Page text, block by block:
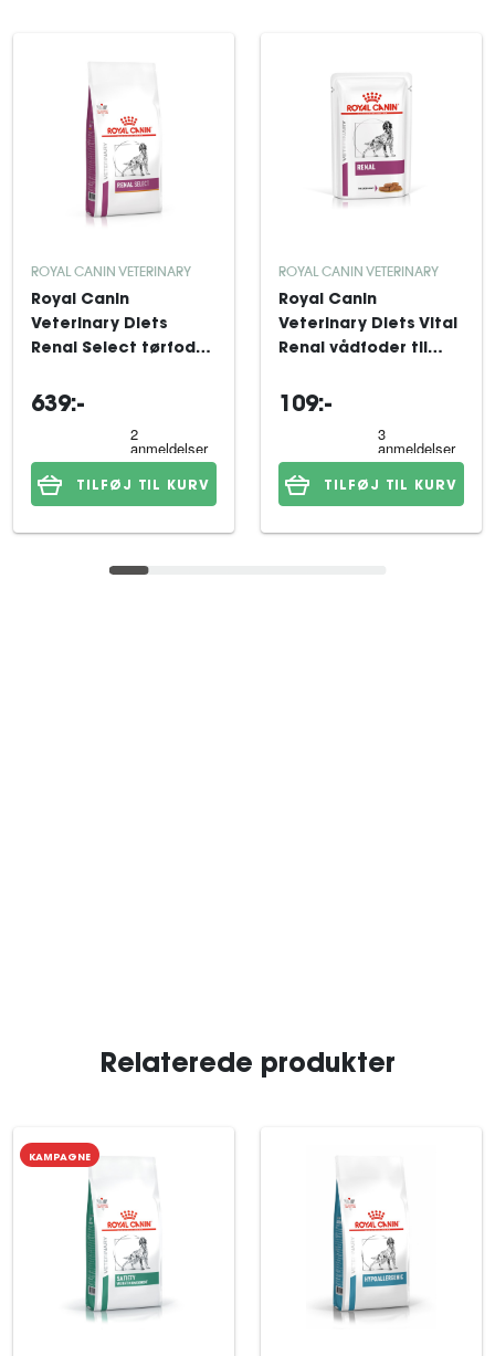
ROYAL CANIN VETERINARY
Royal Canin
Veterinary Diets
Renal Select tørfoder
639:-
TILFØJ TIL KURV
ROYAL CANIN VETERINARY
Royal Canin
Veterinary Diets Vital
Renal vådfoder til
109:-
TILFØJ TIL KURV
Relaterede produkter
KAMPAGNE